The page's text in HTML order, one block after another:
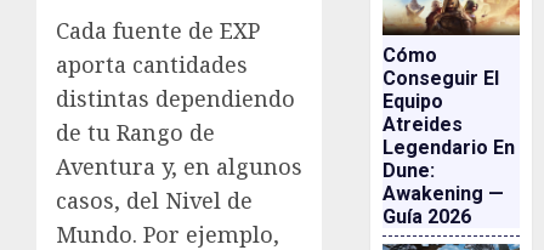
Cada fuente de EXP
aporta cantidades
distintas dependiendo
de tu Rango de
Aventura y, en algunos
casos, del Nivel de
Mundo. Por ejemplo,
Cómo
Conseguir El
Equipo
Atreides
Legendario En
Dune:
Awakening —
Guía 2026